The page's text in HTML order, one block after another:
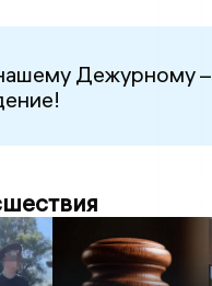
Дежурному –